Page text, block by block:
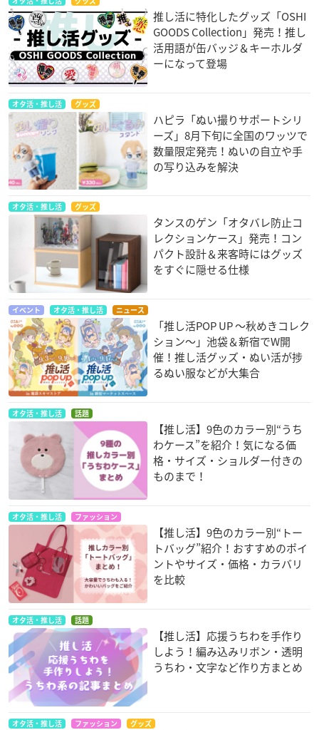
推し活に特化したグッズ「OSHI
GOODS Collection」発売！推し
活用語が缶バッジ＆キーホルダ
ーになって登場
オタ活・推し活 グッズ
ハピラ「ぬい撮りサポートシリ
ーズ」8月下旬に全国のワッツで
数量限定発売！ぬいの自立や手
の写り込みを解決
オタ活・推し活 グッズ
タンスのゲン「オタバレ防止コ
レクションケース」発売！コン
パクト設計＆来客時にはグッズ
をすぐに隠せる仕様
イベント オタ活・推し活 ニュース
「推し活POP UP ～秋めきコレク
ション～」池袋＆新宿でW開
催！推し活グッズ・ぬい活が捗
るぬい服などが大集合
オタ活・推し活 話題
【推し活】9色のカラー別“うち
わケース”を紹介！気になる価
格・サイズ・ショルダー付きの
ものまで！
オタ活・推し活 ファッション
【推し活】9色のカラー別“トー
トバッグ”紹介！おすすめのポイ
ントやサイズ・価格・カラバリ
を比較
オタ活・推し活 話題
【推し活】応援うちわを手作り
しよう！編み込みリボン・透明
うちわ・文字など作り方まとめ
オタ活・推し活 ファッション グッズ